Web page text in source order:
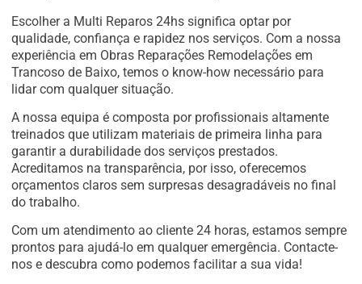
Escolher a Multi Reparos 24hs significa optar por
qualidade, confiança e rapidez nos serviços. Com a nossa
experiência em Obras Reparações Remodelações em
Trancoso de Baixo, temos o know-how necessário para
lidar com qualquer situação.
A nossa equipa é composta por profissionais altamente
treinados que utilizam materiais de primeira linha para
garantir a durabilidade dos serviços prestados.
Acreditamos na transparência, por isso, oferecemos
orçamentos claros sem surpresas desagradáveis no final
do trabalho.
Com um atendimento ao cliente 24 horas, estamos sempre
prontos para ajudá-lo em qualquer emergência. Contacte-
nos e descubra como podemos facilitar a sua vida!